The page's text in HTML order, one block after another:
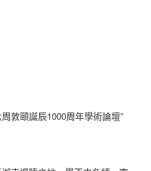
敦頤誕辰1000周年學術論壇”